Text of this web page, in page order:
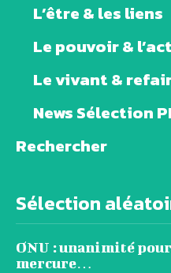
L’être & les liens
Le pouvoir &
Le vivant &
News Sélection
Rechercher
Sélection
ONU : unanimité
mercure…